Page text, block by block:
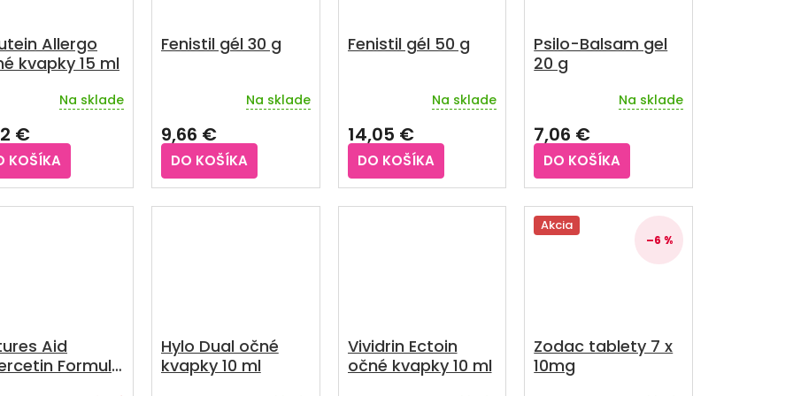
Allergo
kvapky 15 ml
Na sklade
€
KOŠÍKA
Fenistil gél 30 g
produktu
4,5
z
5
Na sklade
9,66 €
DO KOŠÍKA
Fenistil gél 50 g
produktu
5,0
z
5
Na sklade
14,05 €
DO KOŠÍKA
Psilo-Balsam gel
20 g
produktu
je
4,2
z
5
hviezdičiek.
Na sklade
7,06 €
DO KOŠÍKA
Aid
Formula
Hylo Dual očné
kvapky 10 ml
Vividrin Ectoin
očné kvapky 10 ml
Akcia
–6 %
Zodac tablety 7 x
10mg